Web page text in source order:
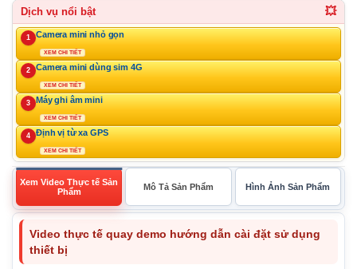
Dịch vụ nổi bật 💥
1 Camera mini nhỏ gọn
XEM CHI TIẾT
2 Camera mini dùng sim 4G
XEM CHI TIẾT
3 Máy ghi âm mini
XEM CHI TIẾT
4 Định vị từ xa GPS
XEM CHI TIẾT
Xem Video Thực tế Sản
Phẩm
Mô Tả Sản Phẩm Hình Ảnh Sản Phẩm
Video thực tế quay demo hướng dẫn cài đặt sử dụng
thiết bị